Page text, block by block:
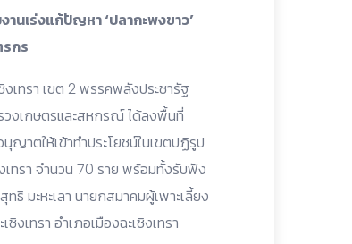
านเร่งแก้ปัญหา ‘ปลากะพงขาว’
กร
เทรา เขต 2 พรรคพลังประชารัฐ
วงเกษตรและสหกรณ์ ได้ลงพื้นที่
ญาตให้เข้าทำประโยชน์ในเขตปฏิรูป
ทรา จำนวน 70 ราย พร้อมทั้งรับฟัง
มะหะเลา นายกสมาคมผู้เพาะเลี้ยง
เทรา อำเภอเมืองฉะเชิงเทรา